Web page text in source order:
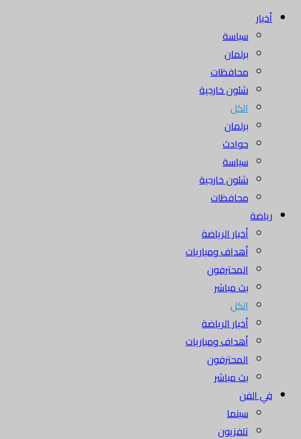
أخبار
سياسة
برلمان
محافظات
شئون خارجية
الكل
برلمان
حوادث
سياسة
شئون خارجية
محافظات
رياضة
أخبار الرياضة
أهداف ومباريات
المحترفون
بث مباشر
الكل
أخبار الرياضة
أهداف ومباريات
المحترفون
بث مباشر
في الفن
سينما
تلفزيون